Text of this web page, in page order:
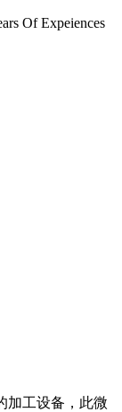
Of Expeiences
加工设备，此微